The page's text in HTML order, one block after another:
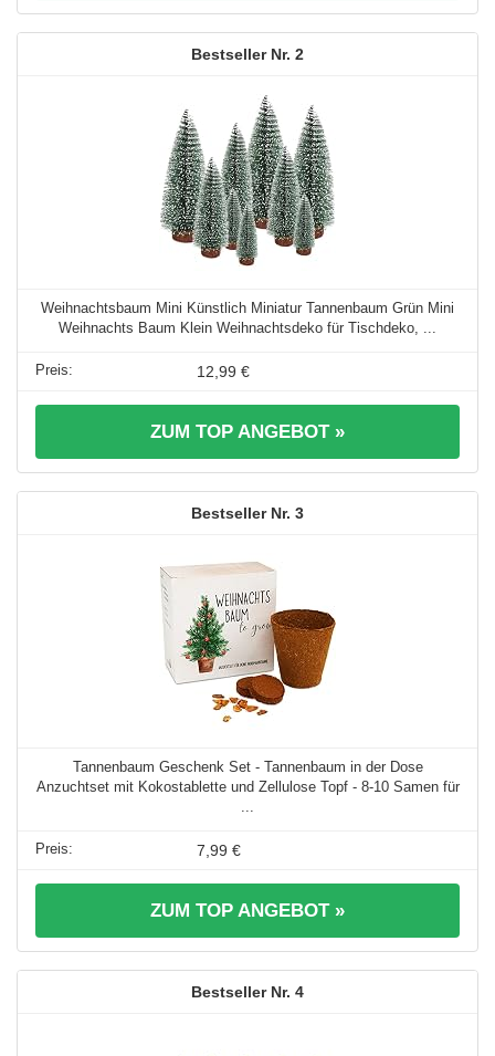
2
Weihnachtsbaum Mini Künstlich Miniatur Tannenbaum Grün Mini
Weihnachts Baum Klein Weihnachtsdeko für Tischdeko, ...
12,99 €
ZUM TOP ANGEBOT »
3
Tannenbaum Geschenk Set - Tannenbaum in der Dose
Anzuchtset mit Kokostablette und Zellulose Topf - 8-10 Samen für
7,99 €
ZUM TOP ANGEBOT »
4